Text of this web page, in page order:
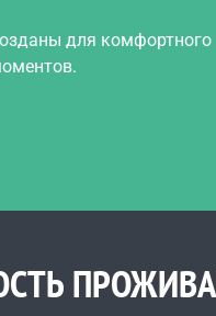
для комфортного